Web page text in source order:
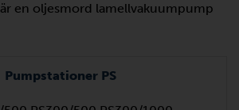
en oljesmord lamellvakuumpump
Pumpstationer PS